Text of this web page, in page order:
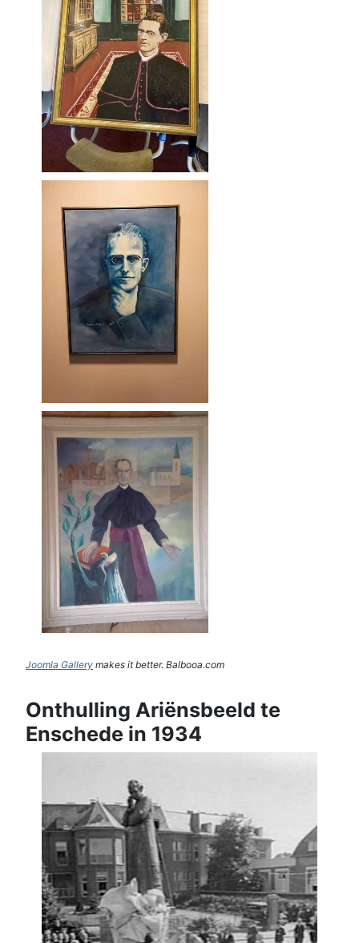
Joomla Gallery makes it better. Balbooa.com
Onthulling Ariënsbeeld te
Enschede in 1934